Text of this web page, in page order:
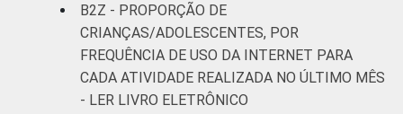
B2Z - PROPORÇÃO DE
CRIANÇAS/ADOLESCENTES, POR
FREQUÊNCIA DE USO DA INTERNET PARA
CADA ATIVIDADE REALIZADA NO ÚLTIMO MÊS
- LER LIVRO ELETRÔNICO